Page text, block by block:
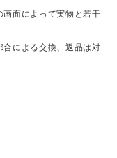
画面によって実物と若干
合による交換、返品は対